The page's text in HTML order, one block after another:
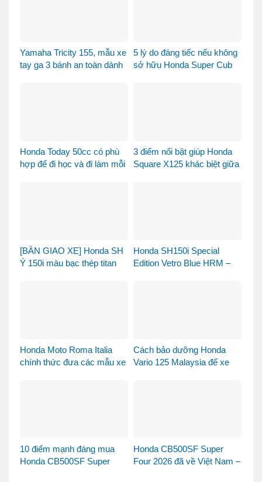
Yamaha Tricity 155, mẫu xe
tay ga 3 bánh an toàn dành
5 lý do đáng tiếc nếu không
sở hữu Honda Super Cub
Honda Today 50cc có phù
hợp để đi học và đi làm mỗi
3 điểm nổi bật giúp Honda
Square X125 khác biệt giữa
[BÀN GIAO XE] Honda SH
Ý 150i màu bạc thép titan
Honda SH150i Special
Edition Vetro Blue HRM –
Honda Moto Roma Italia
chính thức đưa các mẫu xe
Cách bảo dưỡng Honda
Vario 125 Malaysia để xe
10 điểm mạnh đáng mua
Honda CB500SF Super
Honda CB500SF Super
Four 2026 đã về Việt Nam –